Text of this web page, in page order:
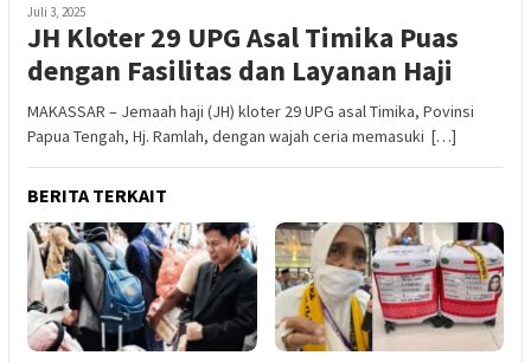
Juli 3, 2025
JH Kloter 29 UPG Asal Timika Puas
dengan Fasilitas dan Layanan Haji
MAKASSAR – Jemaah haji (JH) kloter 29 UPG asal Timika, Povinsi
Papua Tengah, Hj. Ramlah, dengan wajah ceria memasuki […]
BERITA TERKAIT